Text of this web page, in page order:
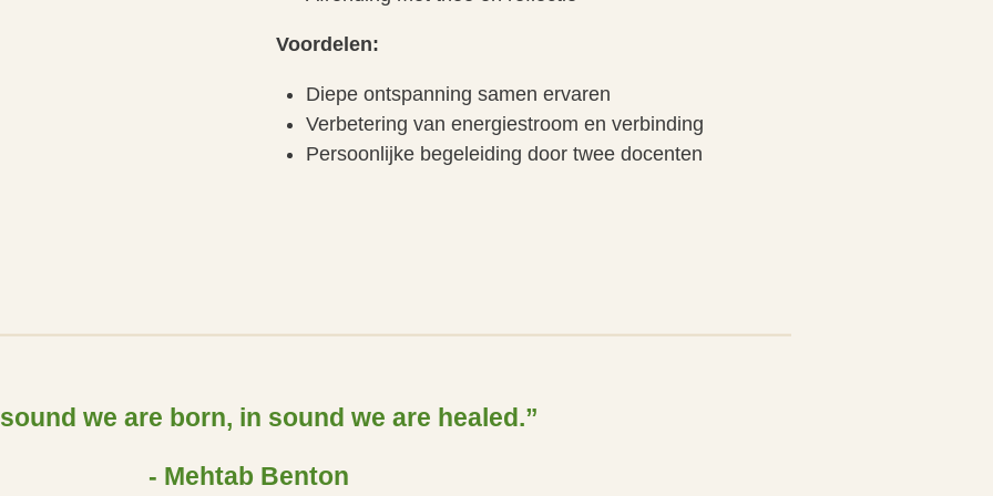
Voordelen:
Diepe ontspanning samen ervaren
Verbetering van energiestroom en verbinding
Persoonlijke begeleiding door twee docenten
we are born, in sound we are healed.”
- Mehtab Benton